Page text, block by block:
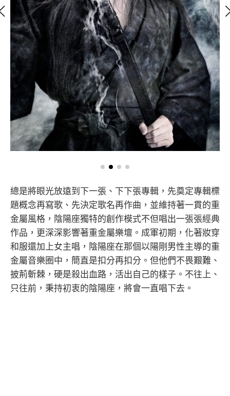
總是將眼光放遠到下一張、下下張專輯，先奠定專輯標
題概念再寫歌、先決定歌名再作曲，並維持著一貫的重
金屬風格，陰陽座獨特的創作模式不但唱出一張張經典
作品，更深深影響著重金屬樂壇。成軍初期，化著妝穿
和服還加上女主唱，陰陽座在那個以陽剛男性主導的重
金屬音樂圈中，簡直是扣分再扣分。但他們不畏艱難、
披荊斬棘，硬是殺出血路，活出自己的樣子。不往上、
只往前，秉持初衷的陰陽座，將會一直唱下去。